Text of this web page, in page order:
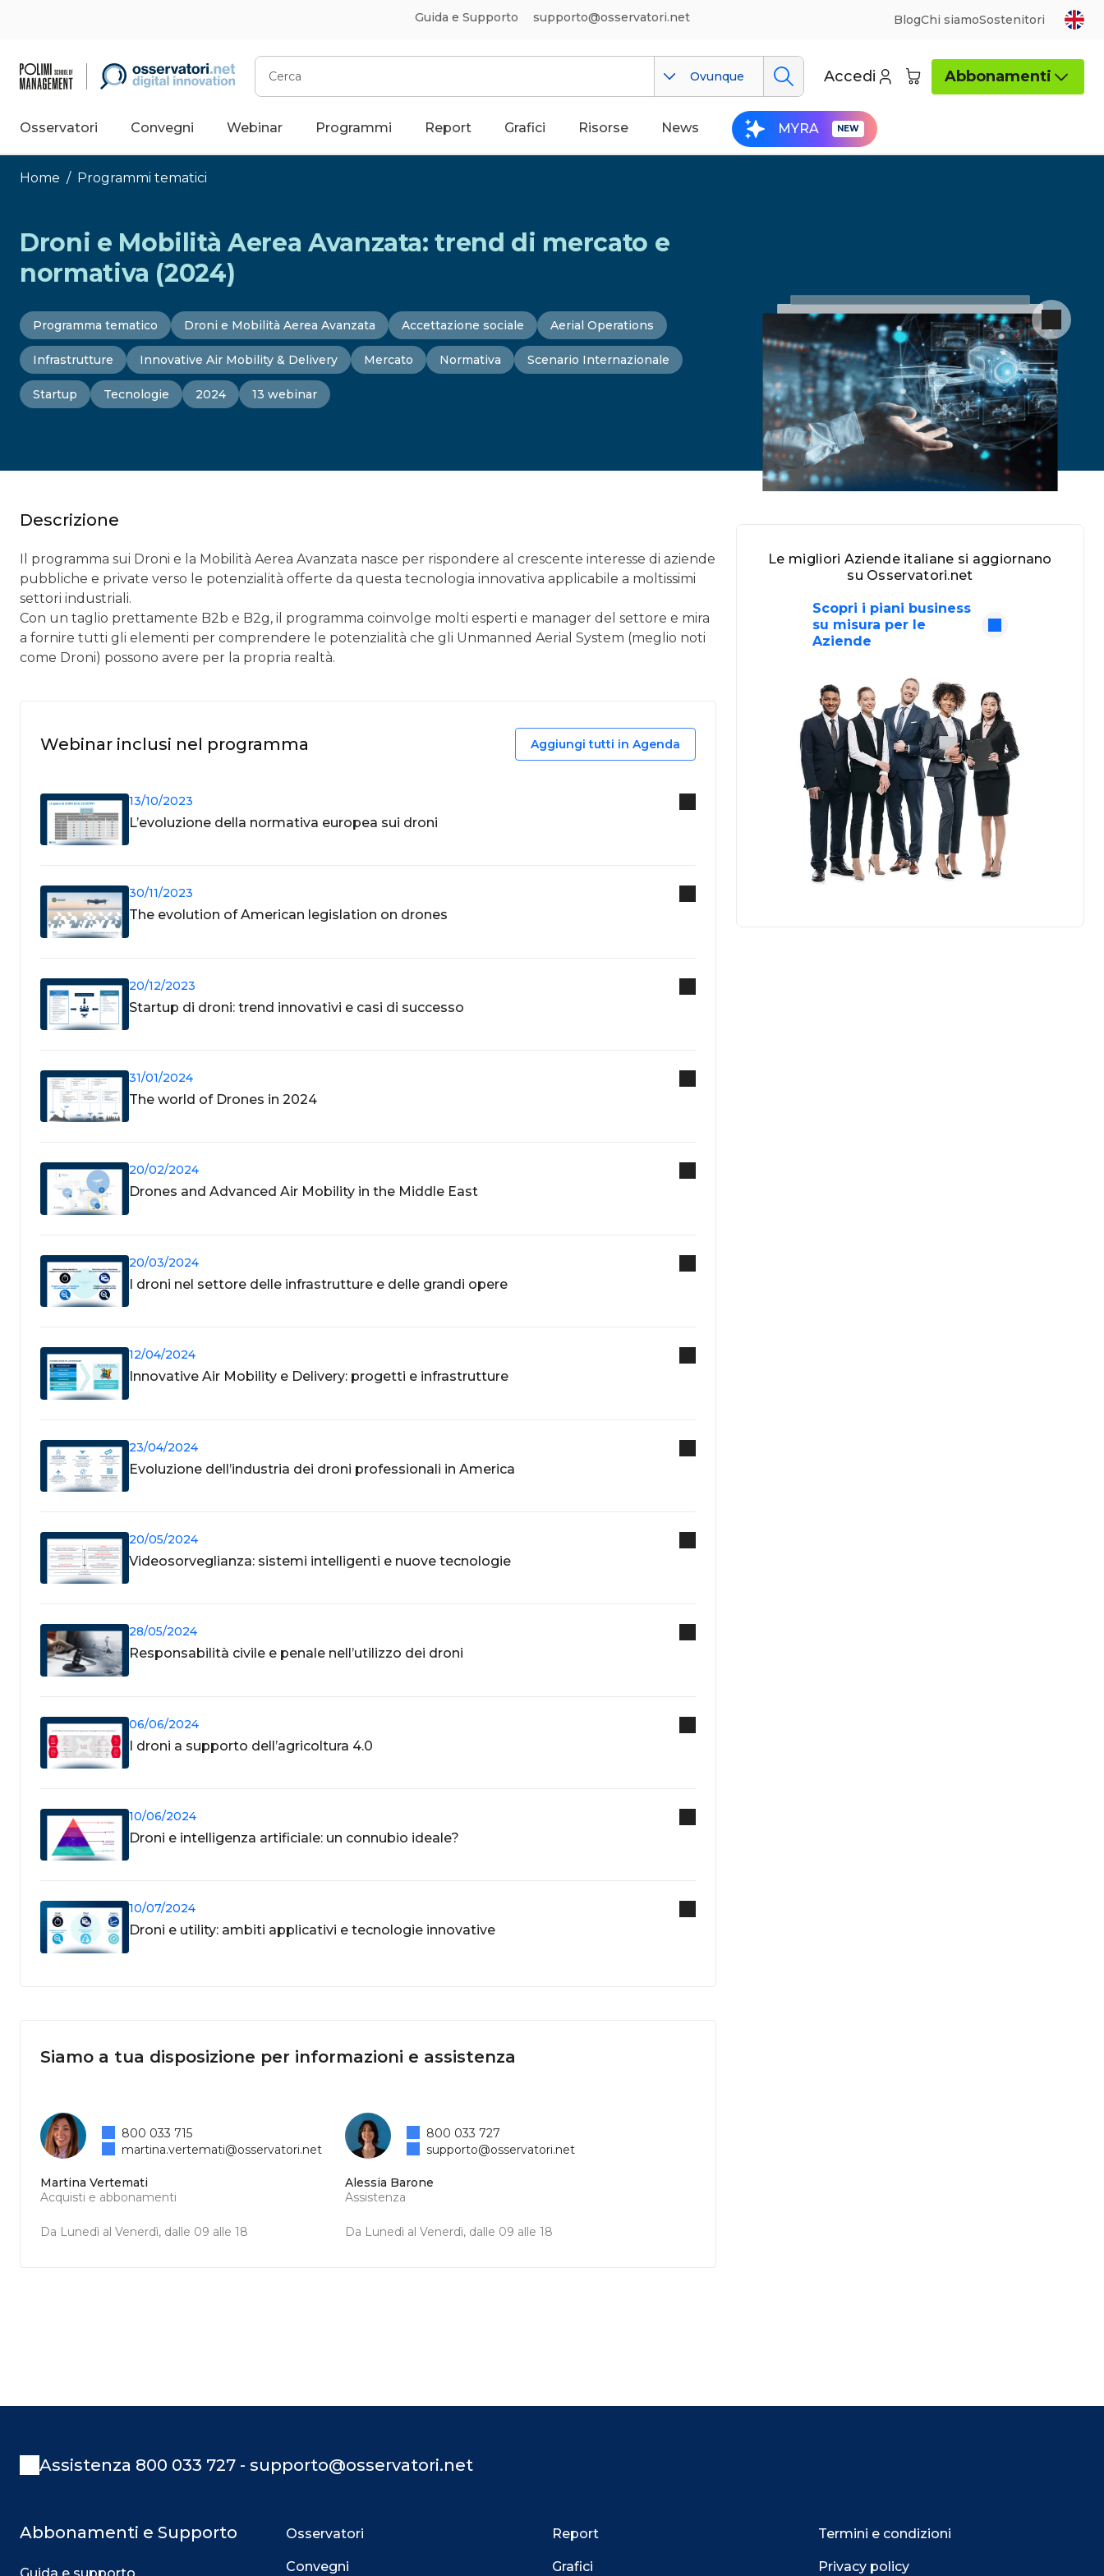
Guida e Supporto supporto@osservatori.net BlogChi siamoSostenitori
Cerca
Ovunque Accedi Abbonamenti
Osservatori Convegni Webinar Programmi Report Grafici Risorse News MYRA
Home / Programmi tematici
Droni e Mobilità Aerea Avanzata: trend di mercato e
normativa (2024)
Programma tematico Droni e Mobilità Aerea Avanzata Accettazione sociale Aerial Operations
Infrastrutture Innovative Air Mobility & Delivery Mercato Normativa Scenario Internazionale
Startup Tecnologie 2024 13 webinar
Descrizione
Il programma sui Droni e la Mobilità Aerea Avanzata nasce per rispondere al crescente interesse di aziende
pubbliche e private verso le potenzialità offerte da questa tecnologia innovativa applicabile a moltissimi
settori industriali.
Con un taglio prettamente B2b e B2g, il programma coinvolge molti esperti e manager del settore e mira
a fornire tutti gli elementi per comprendere le potenzialità che gli Unmanned Aerial System (meglio noti
come Droni) possono avere per la propria realtà.
Webinar inclusi nel programma Aggiungi tutti in Agenda
13/10/2023
L’evoluzione della normativa europea sui droni
30/11/2023
The evolution of American legislation on drones
20/12/2023
Startup di droni: trend innovativi e casi di successo
31/01/2024
The world of Drones in 2024
20/02/2024
Drones and Advanced Air Mobility in the Middle East
20/03/2024
I droni nel settore delle infrastrutture e delle grandi opere
12/04/2024
Innovative Air Mobility e Delivery: progetti e infrastrutture
23/04/2024
Evoluzione dell’industria dei droni professionali in America
20/05/2024
Videosorveglianza: sistemi intelligenti e nuove tecnologie
28/05/2024
Responsabilità civile e penale nell’utilizzo dei droni
06/06/2024
I droni a supporto dell’agricoltura 4.0
10/06/2024
Droni e intelligenza artificiale: un connubio ideale?
10/07/2024
Droni e utility: ambiti applicativi e tecnologie innovative
Siamo a tua disposizione per informazioni e assistenza
Martina Vertemati
Acquisti e abbonamenti
Da Lunedì al Venerdì, dalle 09 alle 18
800 033 715
martina.vertemati@osservatori.net
Alessia Barone
Assistenza
Da Lunedì al Venerdì, dalle 09 alle 18
800 033 727
supporto@osservatori.net
Le migliori Aziende italiane si aggiornano
su Osservatori.net
Scopri i piani business
su misura per le
Aziende
Assistenza 800 033 727 - supporto@osservatori.net
Abbonamenti e Supporto
Guida e supporto
Osservatori
Convegni
Report
Grafici
Termini e condizioni
Privacy policy